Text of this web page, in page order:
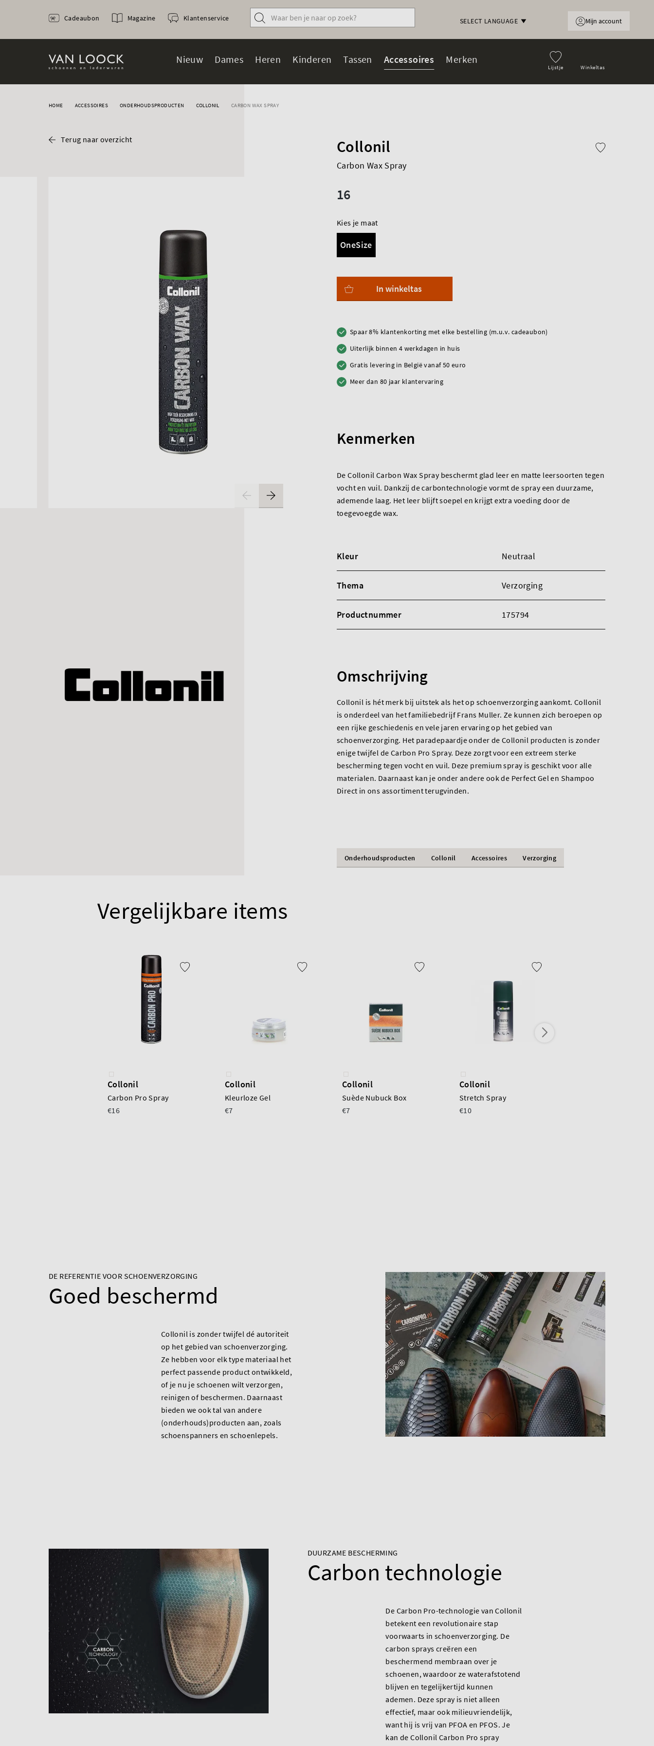
SELECT LANGUAGE
Lijstje Winkeltas
Nieuw Dames Heren Kinderen Tassen Accessoires Merken
Cadeaubon Magazine Klantenservice Mijn account
HOME ACCESSOIRES ONDERHOUDSPRODUCTEN COLLONIL CARBON WAX SPRAY
Terug naar overzicht Collonil
Carbon Wax Spray
16
Kies je maat
OneSize
In winkeltas
Spaar 8% klantenkorting met elke bestelling (m.u.v. cadeaubon)
Uiterlijk binnen 4 werkdagen in huis
Gratis levering in België vanaf 50 euro
Meer dan 80 jaar klantervaring
Kenmerken
De Collonil Carbon Wax Spray beschermt glad leer en matte leersoorten tegen
vocht en vuil. Dankzij de carbontechnologie vormt de spray een duurzame,
ademende laag. Het leer blijft soepel en krijgt extra voeding door de
toegevoegde wax.
Kleur Neutraal
Thema Verzorging
Productnummer 175794
Omschrijving
Collonil is hét merk bij uitstek als het op schoenverzorging aankomt. Collonil
is onderdeel van het familiebedrijf Frans Muller. Ze kunnen zich beroepen op
een rijke geschiedenis en vele jaren ervaring op het gebied van
schoenverzorging. Het paradepaardje onder de Collonil producten is zonder
enige twijfel de Carbon Pro Spray. Deze zorgt voor een extreem sterke
bescherming tegen vocht en vuil. Deze premium spray is geschikt voor alle
materialen. Daarnaast kan je onder andere ook de Perfect Gel en Shampoo
Direct in ons assortiment terugvinden.
Onderhoudsproducten Collonil Accessoires Verzorging
Vergelijkbare items
Collonil
Carbon Pro Spray
€16
Collonil
Kleurloze Gel
€7
Collonil
Suède Nubuck Box
€7
Collonil
Stretch Spray
€10
DE REFERENTIE VOOR SCHOENVERZORGING
Goed beschermd
Collonil is zonder twijfel dé autoriteit
op het gebied van schoenverzorging.
Ze hebben voor elk type materiaal het
perfect passende product ontwikkeld,
of je nu je schoenen wilt verzorgen,
reinigen of beschermen. Daarnaast
bieden we ook tal van andere
(onderhouds)producten aan, zoals
schoenspanners en schoenlepels.
DUURZAME BESCHERMING
Carbon technologie
De Carbon Pro-technologie van Collonil
betekent een revolutionaire stap
voorwaarts in schoenverzorging. De
carbon sprays creëren een
beschermend membraan over je
schoenen, waardoor ze waterafstotend
blijven en tegelijkertijd kunnen
ademen. Deze spray is niet alleen
effectief, maar ook milieuvriendelijk,
want hij is vrij van PFOA en PFOS. Je
kan deCollonil Carbon Pro spray